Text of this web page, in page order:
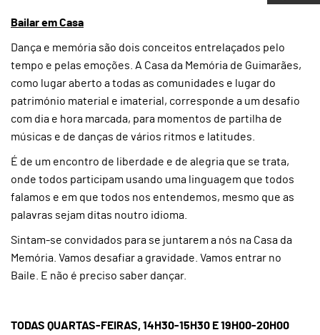
Bailar em Casa
Dança e memória são dois conceitos entrelaçados pelo
tempo e pelas emoções. A Casa da Memória de Guimarães,
como lugar aberto a todas as comunidades e lugar do
património material e imaterial, corresponde a um desafio
com dia e hora marcada, para momentos de partilha de
músicas e de danças de vários ritmos e latitudes.
É de um encontro de liberdade e de alegria que se trata,
onde todos participam usando uma linguagem que todos
falamos e em que todos nos entendemos, mesmo que as
palavras sejam ditas noutro idioma.
Sintam-se convidados para se juntarem a nós na Casa da
Memória. Vamos desafiar a gravidade. Vamos entrar no
Baile. E não é preciso saber dançar.
TODAS QUARTAS-FEIRAS, 14H30-15H30 E 19H00-20H00